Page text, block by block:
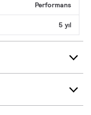
Performans
5 yıl